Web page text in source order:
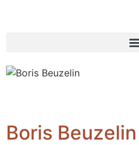
Boris Beuzelin